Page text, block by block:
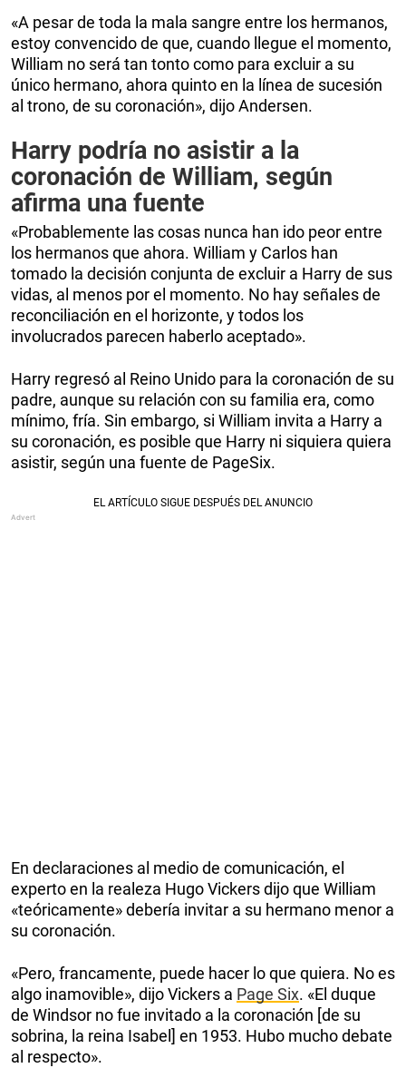
«A pesar de toda la mala sangre entre los hermanos,
estoy convencido de que, cuando llegue el momento,
William no será tan tonto como para excluir a su
único hermano, ahora quinto en la línea de sucesión
al trono, de su coronación», dijo Andersen.
Harry podría no asistir a la
coronación de William, según
afirma una fuente
«Probablemente las cosas nunca han ido peor entre
los hermanos que ahora. William y Carlos han
tomado la decisión conjunta de excluir a Harry de sus
vidas, al menos por el momento. No hay señales de
reconciliación en el horizonte, y todos los
involucrados parecen haberlo aceptado».
Harry regresó al Reino Unido para la coronación de su
padre, aunque su relación con su familia era, como
mínimo, fría. Sin embargo, si William invita a Harry a
su coronación, es posible que Harry ni siquiera quiera
asistir, según una fuente de PageSix.
En declaraciones al medio de comunicación, el
experto en la realeza Hugo Vickers dijo que William
«teóricamente» debería invitar a su hermano menor a
su coronación.
«Pero, francamente, puede hacer lo que quiera. No es
algo inamovible», dijo Vickers a Page Six. «El duque
de Windsor no fue invitado a la coronación [de su
sobrina, la reina Isabel] en 1953. Hubo mucho debate
al respecto».